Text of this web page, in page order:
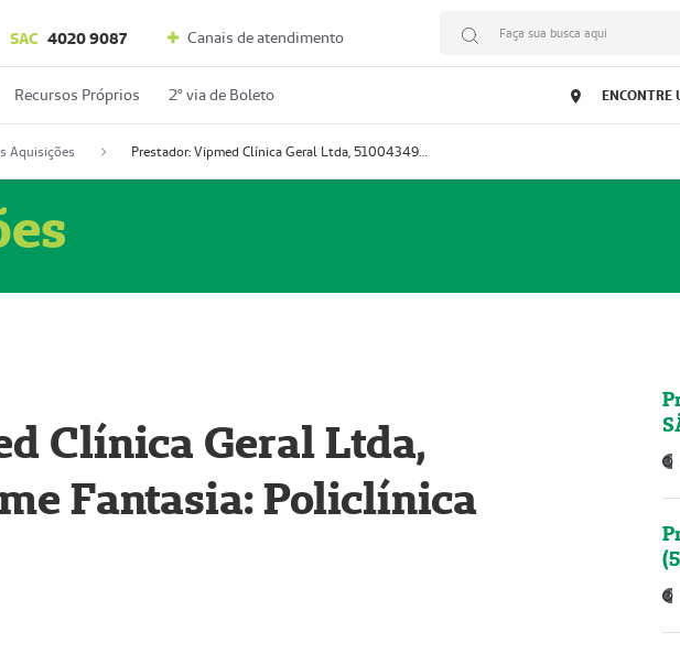
SAC 4020 9087 Canais de atendimento Faça sua busca aqui
Recursos Próprios 2º via de Boleto ENCONTRE
Aquisições Prestador: Vipmed Clínica Geral Ltda, 51004349-0 (Nome Fantasia: Policlínica Master)
Clínica Geral Ltda,
Fantasia: Policlínica